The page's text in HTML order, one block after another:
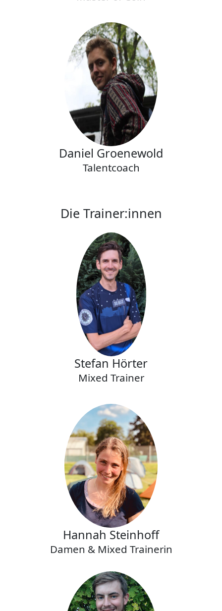
Daniel Groenewold
Talentcoach
Die Trainer:innen
Stefan Hörter
Mixed Trainer
Hannah Steinhoff
Damen & Mixed Trainerin